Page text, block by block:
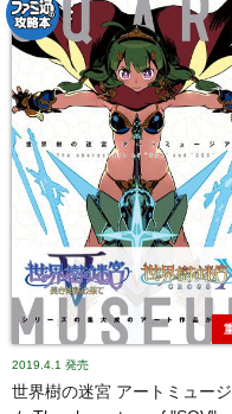
2019.4.1 発売
世界樹の迷宮 アートミュー